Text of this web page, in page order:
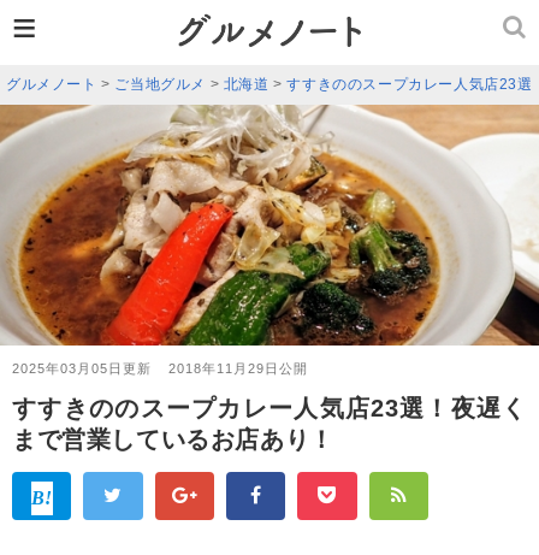
グルメノート > ご当地グルメ > 北海道 >すすきののスープカレー人気店23
2025年03月05日更新 2018年11月29日公開
すすきののスープカレー人気店23選！夜遅く
まで営業しているお店あり！
≡